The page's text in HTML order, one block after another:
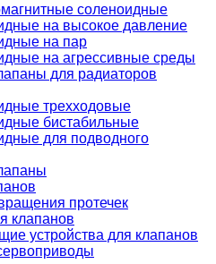
соленоидные
на высокое давление
на пар
на агрессивные среды
для радиаторов
трехходовые
бистабильные
для подводного
протечек
клапанов
устройства для клапанов